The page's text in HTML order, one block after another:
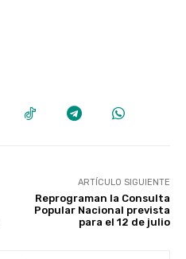
ARTÍCULO SIGUIENTE
Reprograman la Consulta
Popular Nacional prevista
para el 12 de julio